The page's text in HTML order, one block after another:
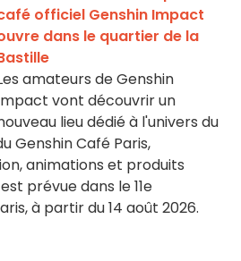
officiel Genshin Impact
dans le quartier de la
amateurs de Genshin
vont découvrir un
lieu dédié à l'univers du
Genshin Café Paris,
animations et produits
prévue dans le 11e
à partir du 14 août 2026.